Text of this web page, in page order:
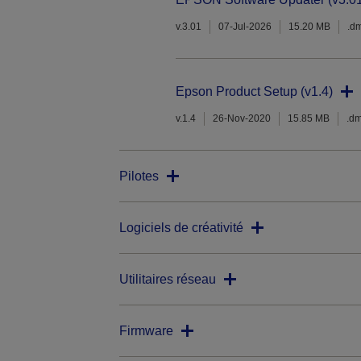
v.3.01 07-Jul-2026 15.20 MB
Epson Product Setup (v1.4)
v.1.4 26-Nov-2020 15.85 MB
Pilotes
Logiciels de créativité
Utilitaires réseau
Firmware